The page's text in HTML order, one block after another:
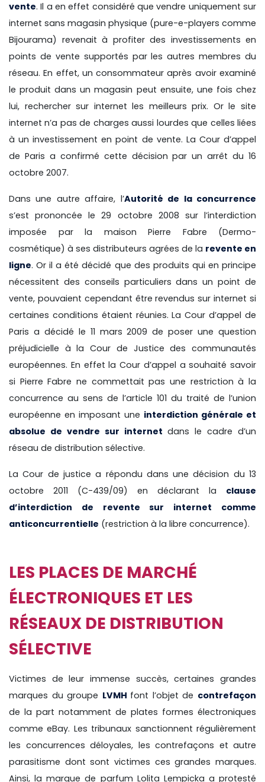
vente. Il a en effet considéré que vendre uniquement sur
internet sans magasin physique (pure-e-players comme
Bijourama) revenait à profiter des investissements en
points de vente supportés par les autres membres du
réseau. En effet, un consommateur après avoir examiné
le produit dans un magasin peut ensuite, une fois chez
lui, rechercher sur internet les meilleurs prix. Or le site
internet n’a pas de charges aussi lourdes que celles liées
à un investissement en point de vente. La Cour d’appel
de Paris a confirmé cette décision par un arrêt du 16
octobre 2007.
Dans une autre affaire, l’Autorité de la concurrence
s’est prononcée le 29 octobre 2008 sur l’interdiction
imposée par la maison Pierre Fabre (Dermo-
cosmétique) à ses distributeurs agrées de la revente en
ligne. Or il a été décidé que des produits qui en principe
nécessitent des conseils particuliers dans un point de
vente, pouvaient cependant être revendus sur internet si
certaines conditions étaient réunies. La Cour d’appel de
Paris a décidé le 11 mars 2009 de poser une question
préjudicielle à la Cour de Justice des communautés
européennes. En effet la Cour d’appel a souhaité savoir
si Pierre Fabre ne commettait pas une restriction à la
concurrence au sens de l’article 101 du traité de l’union
européenne en imposant une interdiction générale et
absolue de vendre sur internet dans le cadre d’un
réseau de distribution sélective.
La Cour de justice a répondu dans une décision du 13
octobre 2011 (C-439/09) en déclarant la clause
d’interdiction de revente sur internet comme
anticoncurrentielle (restriction à la libre concurrence).
LES PLACES DE MARCHÉ
ÉLECTRONIQUES ET LES
RÉSEAUX DE DISTRIBUTION
SÉLECTIVE
Victimes de leur immense succès, certaines grandes
marques du groupe LVMH font l’objet de contrefaçon
de la part notamment de plates formes électroniques
comme eBay. Les tribunaux sanctionnent régulièrement
les concurrences déloyales, les contrefaçons et autre
parasitisme dont sont victimes ces grandes marques.
Ainsi, la marque de parfum Lolita Lempicka a protesté